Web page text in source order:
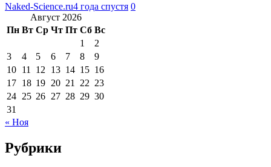
Naked-Science.ru4 года спустя 0
Август 2026
Пн Вт Ср Чт Пт Сб Вс
1
2
3
4 5 6 7 8
9
10 11 12 13 14 15 16
17 18 19 20 21 22 23
24 25 26 27 28 29 30
31
« Ноя
Рубрики